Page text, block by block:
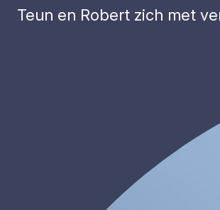
Teun en Robert zich met